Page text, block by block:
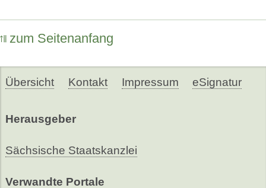
zum Seitenanfang
Übersicht Kontakt Impressum eSignatur
Herausgeber
Sächsische Staatskanzlei
Verwandte Portale